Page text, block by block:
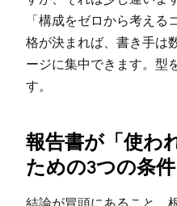
「構成をゼロから考え
格が決まれば、書き手は
ージに集中できます。型
す。
報告書が「使わ
ための3つの条件